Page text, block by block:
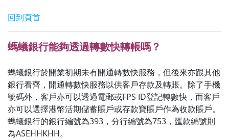
回到頁首
螞蟻銀行能夠透過轉數快轉帳嗎？
螞蟻銀行於開業初期未有開通轉數快服務，但後來亦跟其他
銀行看齊，開通轉數快服務以供客戶存款及轉賬。除了手機
號碼外，客戶亦可以透過電郵或FPS ID登記轉數快，而客戶
亦可以選擇港幣活期儲蓄賬戶或存款寶賬戶作為收款賬戶。
螞蟻銀行的銀行編號為393，分行編號為753，匯款編號則
為ASEHHKHH。